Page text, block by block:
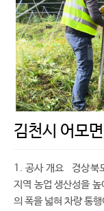
김천시 어모
1. 공사 개요 경상북
지역 농업 생산성을
의 폭을 넓혀 차량 통